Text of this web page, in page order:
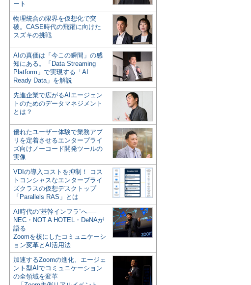
ート
物理統合の限界を仮想化で突
破。CASE時代の飛躍に向けた
スズキの挑戦
AIの真価は「今この瞬間」の感
知にある。「Data Streaming
Platform」で実現する「AI
Ready Data」を解説
先進企業で広がるAIエージェン
トのためのデータマネジメント
とは？
優れたユーザー体験で業務アプ
リを定着させるエンタープライ
ズ向けノーコード開発ツールの
実像
VDIの導入コストを抑制！ コス
トコンシャスなエンタープライ
ズクラスの仮想デスクトップ
「Parallels RAS」とは
AI時代の“基幹インフラ”へ──
NEC・NOT A HOTEL・DeNAが
語る
Zoomを核にしたコミュニケーシ
ョン変革とAI活用法
加速するZoomの進化、エージェ
ント型AIでコミュニケーション
の全領域を変革